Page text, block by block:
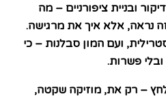
פדיקור ובניית ציפורניים – מה
נראה, אלא איך את מרגישה.
ועם המון סבלנות – כי
ובלי פשרות.
לחץ – רק את, מוזיקה שקטה,